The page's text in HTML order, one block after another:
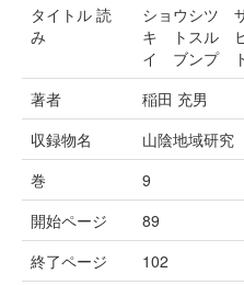
タイトル 読
み
ショウシツ
キ トスル
イ ブンプ
著者
稲田 充男
収録物名
山陰地域研究
巻
9
開始ページ
89
終了ページ
102